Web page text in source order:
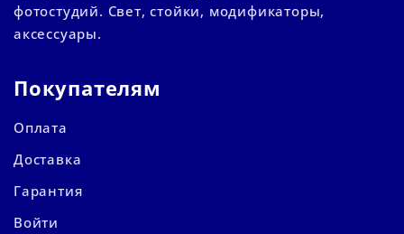
фотостудий. Свет, стойки, модификаторы,
аксессуары.
Покупателям
Оплата
Доставка
Гарантия
Войти